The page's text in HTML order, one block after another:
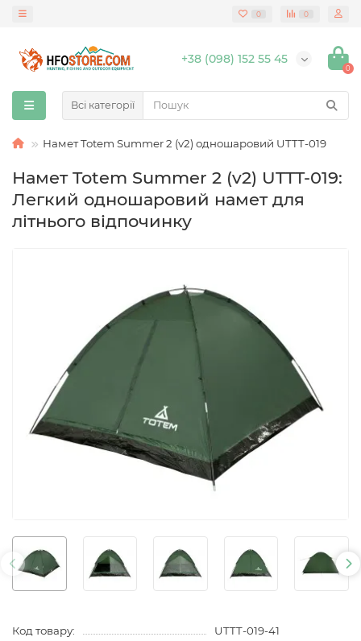
0 0
+38 (098) 152 55 45
0
Всі категорії
Намет Totem Summer 2 (v2) одношаровий UTTT-019
Намет Totem Summer 2 (v2) UTTT-019:
Легкий одношаровий намет для
літнього відпочинку
Код товару:
UTTT-019-41